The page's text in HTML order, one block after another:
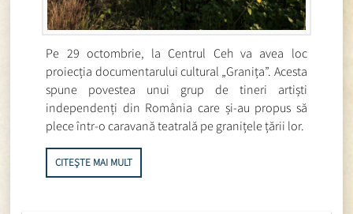
Pe 29 octombrie, la Centrul Ceh va avea loc
proiecția documentarului cultural „Granița”. Acesta
spune povestea unui grup de tineri artiști
independenți din România care și-au propus să
plece într-o caravană teatrală pe granițele țării lor.
CITEȘTE MAI MULT